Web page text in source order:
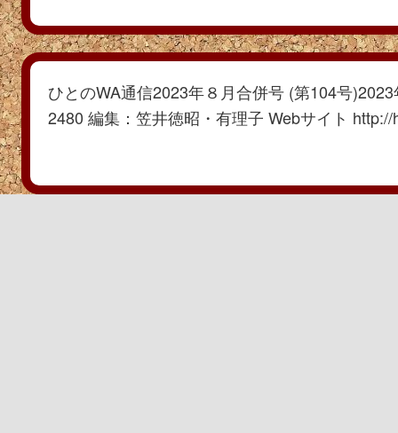
ひとのWA通信2023年８月合併号 (第104号
2480 編集：笠井徳昭・有理子 Webサイト